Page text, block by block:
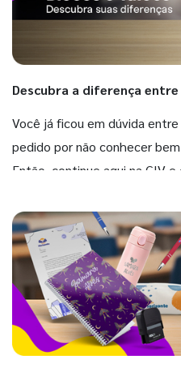
Descubra a diferença
Você já ficou em dúvida
pedido por não conhecer
Então, continue aqui na GIV e